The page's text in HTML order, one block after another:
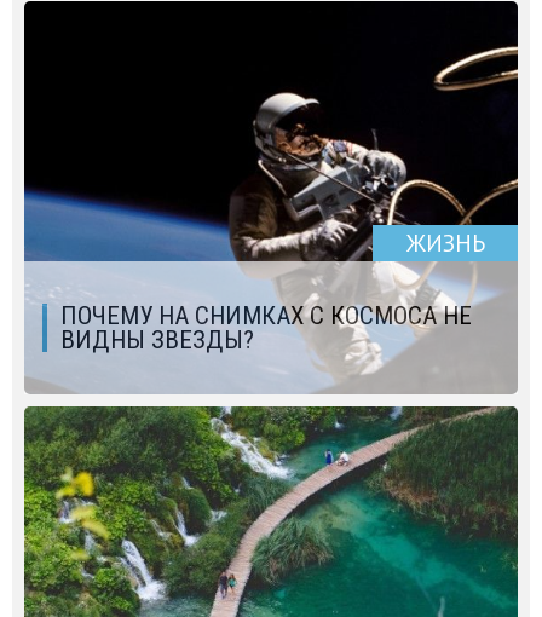
ЖИЗНЬ
ПОЧЕМУ НА СНИМКАХ С КОСМОСА НЕ
ВИДНЫ ЗВЕЗДЫ?